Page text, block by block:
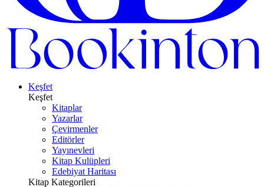
Keşfet
Keşfet
Kitaplar
Yazarlar
Çevirmenler
Editörler
Yayınevleri
Kitap Kulüpleri
Edebiyat Haritası
Kitap Kategorileri